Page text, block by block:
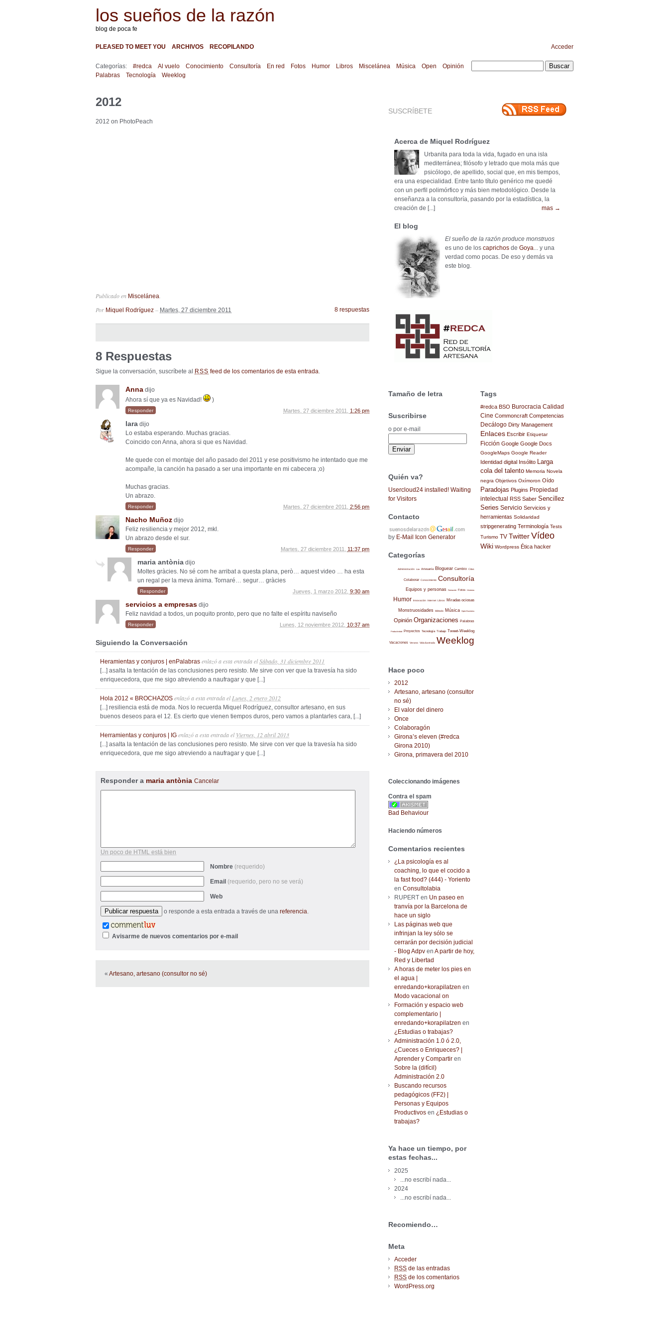
los sueños de la razón
blog de poca fe
PLEASED TO MEET YOU ARCHIVOS RECOPILANDO Acceder
Categorías: #redca Al vuelo Conocimiento Consultoría En red Fotos Humor Libros Miscelánea Música Open
Opinión
Palabras
Tecnología Weeklog
2012
2012 on PhotoPeach
Publicado en Miscelánea
8 respuestas
Por Miquel Rodríguez – Martes, 27 diciembre 2011
8 Respuestas
Sigue la conversación, suscríbete al RSS feed de los comentarios de esta entrada.
Anna dijo
Ahora sí que ya es Navidad!
)
Martes, 27 diciembre 2011, 1:26 pm
Responder
lara dijo
Lo estaba esperando. Muchas gracias.
Coincido con Anna, ahora si que es Navidad.
Me quede con el montaje del año pasado del 2011 y ese positivismo he intentado que me
acompañe, la canción ha pasado a ser una importante en mi cabecera ;o)
Muchas gracias.
Un abrazo.
Martes, 27 diciembre 2011, 2:56 pm
Responder
Nacho Muñoz dijo
Feliz resiliencia y mejor 2012, mkl.
Un abrazo desde el sur.
Martes, 27 diciembre 2011, 11:37 pm
Responder
maria antònia dijo
Moltes gràcies. No sé com he arribat a questa plana, però… aquest video … ha esta
un regal per la meva ànima. Tornaré… segur… gràcies
Jueves, 1 marzo 2012, 9:30 am
Responder
servicios a empresas dijo
Feliz navidad a todos, un poquito pronto, pero que no falte el espíritu naviseño
Lunes, 12 noviembre 2012, 10:37 am
Responder
Siguiendo la Conversación
Heramientas y conjuros | enPalabras enlazó a esta entradaelSábado, 31 diciembre 2011
[...] asalta la tentación de las conclusiones pero resisto. Me sirve con ver que la travesía ha sido
enriquecedora, que me sigo atreviendo a naufragar y que [...]
Hola 2012 « BROCHAZOS enlazó a esta entradael Lunes, 2 enero 2012
[...] resiliencia está de moda. Nos lo recuerda Miquel Rodríguez, consultor artesano, en sus
buenos deseos para el 12. Es cierto que vienen tiempos duros, pero vamos a plantarles cara, [...]
Herramientas y conjuros | IG enlazó a esta entradael Viernes, 12 abril 2013
[...] asalta la tentación de las conclusiones pero resisto. Me sirve con ver que la travesía ha sido
enriquecedora, que me sigo atreviendo a naufragar y que [...]
Responder a maria antònia Cancelar
Un poco de HTML está bien
Nombre (requerido)
Email (requerido, pero no se verá)
Web
o responde a esta entrada a través de una referencia.
Avisarme de nuevos comentarios por e-mail
« Artesano, artesano (consultor no sé)
SUSCRÍBETE
Acerca de Miquel Rodríguez
Urbanita para toda la vida, fugado en una isla
mediterránea; filósofo y letrado que mola más que
psicólogo, de apellido, social que, en mis tiempos,
era una especialidad. Entre tanto título genérico me quedé
con un perfil polimórfico y más bien metodológico. Desde la
enseñanza a la consultoría, pasando por la estadística, la
creación de [...]
mas →
El blog
El sueño de la razón produce monstruos
es uno de los caprichos de Goya... y una
verdad como pocas. De eso y demás va
este blog.
Tamaño de letra
Suscribirse
o por e-mail
Quién va?
Usercloud24 installed! Waiting
for Visitors
Contacto
by E-Mail Icon Generator
Categorías
Administración Arte Artesanía Bloguear Cambio Citas
Colaborar Conocimiento Consultoría
Equipos y personas Formación Fotos Historias
Humor Innovación Internet Libros Miradas ociosas
Monstruosidades Método Música Open Business
Opinión Organizaciones Palabras
Productividad Proyectos Tecnología Trabajo Tweet-Weeklog
Vacaciones Verano Vida ilustrada Weeklog
Hace poco
2012
Artesano, artesano (consultor
no sé)
El valor del dinero
Once
Colaboragón
Girona’s eleven (#redca
Girona 2010)
Girona, primavera del 2010
Coleccionando imágenes
Contra el spam
Bad Behaviour
Haciendo números
Comentarios recientes
¿La psicología es al
coaching, lo que el cocido a
la fast food? (444) - Yoriento
en Consultolabia
RUPERT en Un paseo en
tranvía por la Barcelona de
hace un siglo
Las páginas web que
infrinjan la ley sólo se
cerrarán por decisión judicial
- Blog Adpv en A partir de hoy,
Red y Libertad
A horas de meter los pies en
el agua |
enredando+korapilatzen en
Modo vacacional on
Formación y espacio web
complementario |
enredando+korapilatzen en
¿Estudias o trabajas?
Administración 1.0 ó 2.0,
¿Cueces o Enriqueces? |
Aprender y Compartir en
Sobre la (difícil)
Administración 2.0
Buscando recursos
pedagógicos (FF2) |
Personas y Equipos
Productivos en ¿Estudias o
trabajas?
Ya hace un tiempo, por
estas fechas...
2025
...no escribí nada...
2024
...no escribí nada...
Recomiendo…
Meta
Acceder
RSS de las entradas
RSS de los comentarios
WordPress.org
Tags
#redca BSO Burocracia Calidad
Cine Commoncraft Competencias
Decálogo Dirty Management
Enlaces Escribir Etiquetar
Ficción Google Google Docs
GoogleMaps Google Reader
Identidad digital Insólito Larga
cola del talento Memoria Novela
negra Objetivos Oxímoron Oído
Paradojas Plugins Propiedad
intelectual
RSS Saber Sencillez
Series Servicio Servicios y
herramientas Solidaridad
stripgenerating Terminología Tests
Turismo TV Twitter Vídeo
Wiki Wordpress Ética hacker